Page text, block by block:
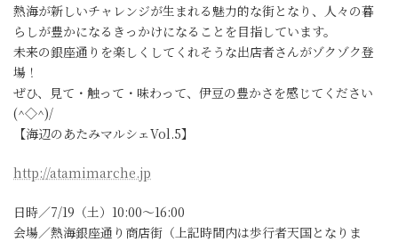
熱海が新しいチャレンジが生まれる魅力的な街となり、人々の暮
らしが豊かになるきっかけになることを目指しています。
未来の銀座通りを楽しくしてくれそうな出店者さんがゾクゾク登
場！
ぜひ、見て・触って・味わって、伊豆の豊かさを感じてください
(^◇^)/
【海辺のあたみマルシェVol.5】
http://atamimarche.jp
日時／7/19（土）10:00～16:00
会場／熱海銀座通り商店街（上記時間内は歩行者天国となりま